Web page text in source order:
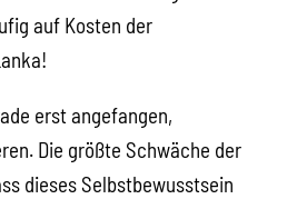
auf Kosten der
erst angefangen,
Die größte Schwäche der
dieses Selbstbewusstsein